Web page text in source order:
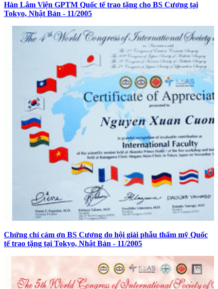
Hàn Lâm Viện GPTM Quốc tế trao tặng cho BS Cương tại
Tokyo, Nhật Bản - 11/2005
Chứng chỉ cám ơn BS Cương do hội giải phẫu thẩm mỹ Quốc
tế trao tặng tại Tokyo, Nhật Bản - 11/2005